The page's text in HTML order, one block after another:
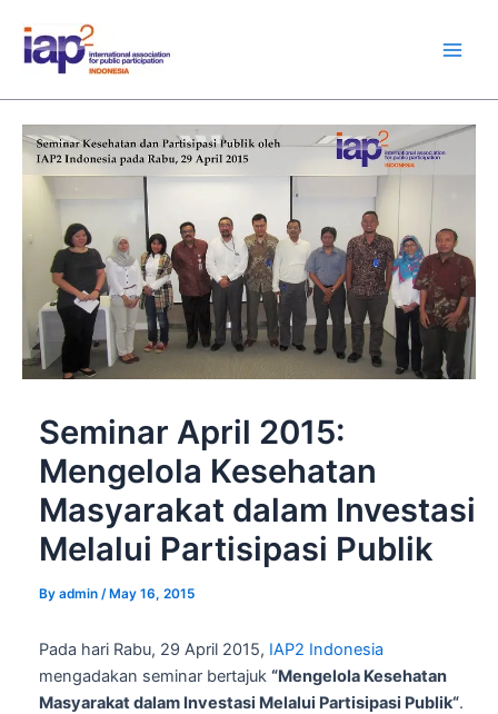
content
Seminar April 2015:
Mengelola Kesehatan
Masyarakat dalam Investasi
Melalui Partisipasi Publik
By admin /May 16, 2015
Pada hari Rabu, 29 April 2015, IAP2 Indonesia
mengadakan seminar bertajuk “Mengelola Kesehatan
Masyarakat dalam Investasi Melalui Partisipasi Publik“.